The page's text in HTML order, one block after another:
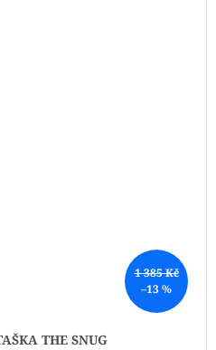
1 385 Kč
–13 %
THE SNUG